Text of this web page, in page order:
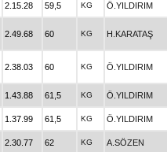
2.15.28 59,5 KG Ö.YILDIRIM
2.49.68 60 KG H.KARATAŞ
2.38.03 60 KG Ö.YILDIRIM
1.43.88 61,5 KG Ö.YILDIRIM
1.37.99 61,5 KG Ö.YILDIRIM
2.30.77 62 KG A.SÖZEN